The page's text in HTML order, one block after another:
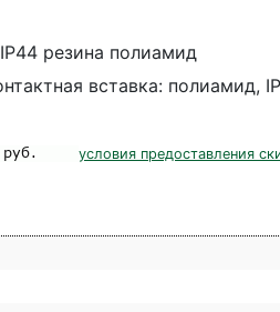
резина полиамид
вставка: полиамид,
условия предоставления